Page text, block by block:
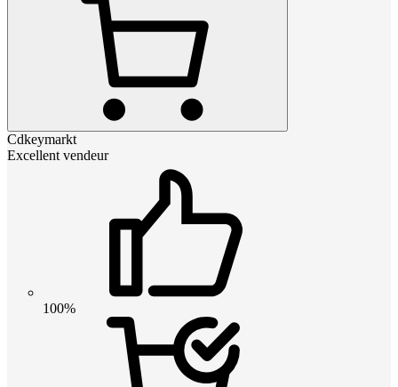
Cdkeymarkt
Excellent vendeur
100%